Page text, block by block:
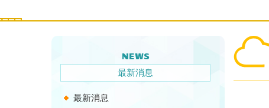
NEWS
最新消息
最新消息